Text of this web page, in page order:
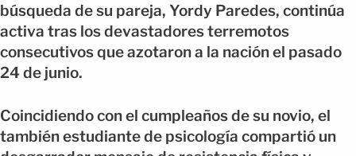
búsqueda de su pareja, Yordy Paredes, continúa
activa tras los devastadores terremotos
consecutivos que azotaron a la nación el pasado
24 de junio.
Coincidiendo con el cumpleaños de su novio, el
también estudiante de psicología compartió un